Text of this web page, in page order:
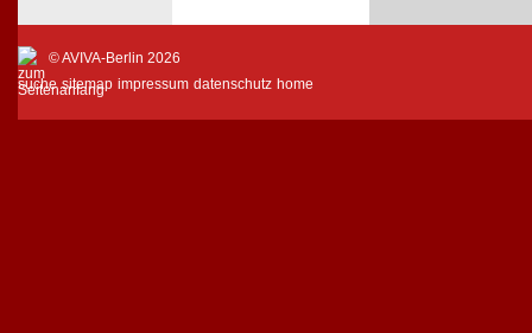
© AVIVA-Berlin 2026
suche sitemap impressum datenschutz home